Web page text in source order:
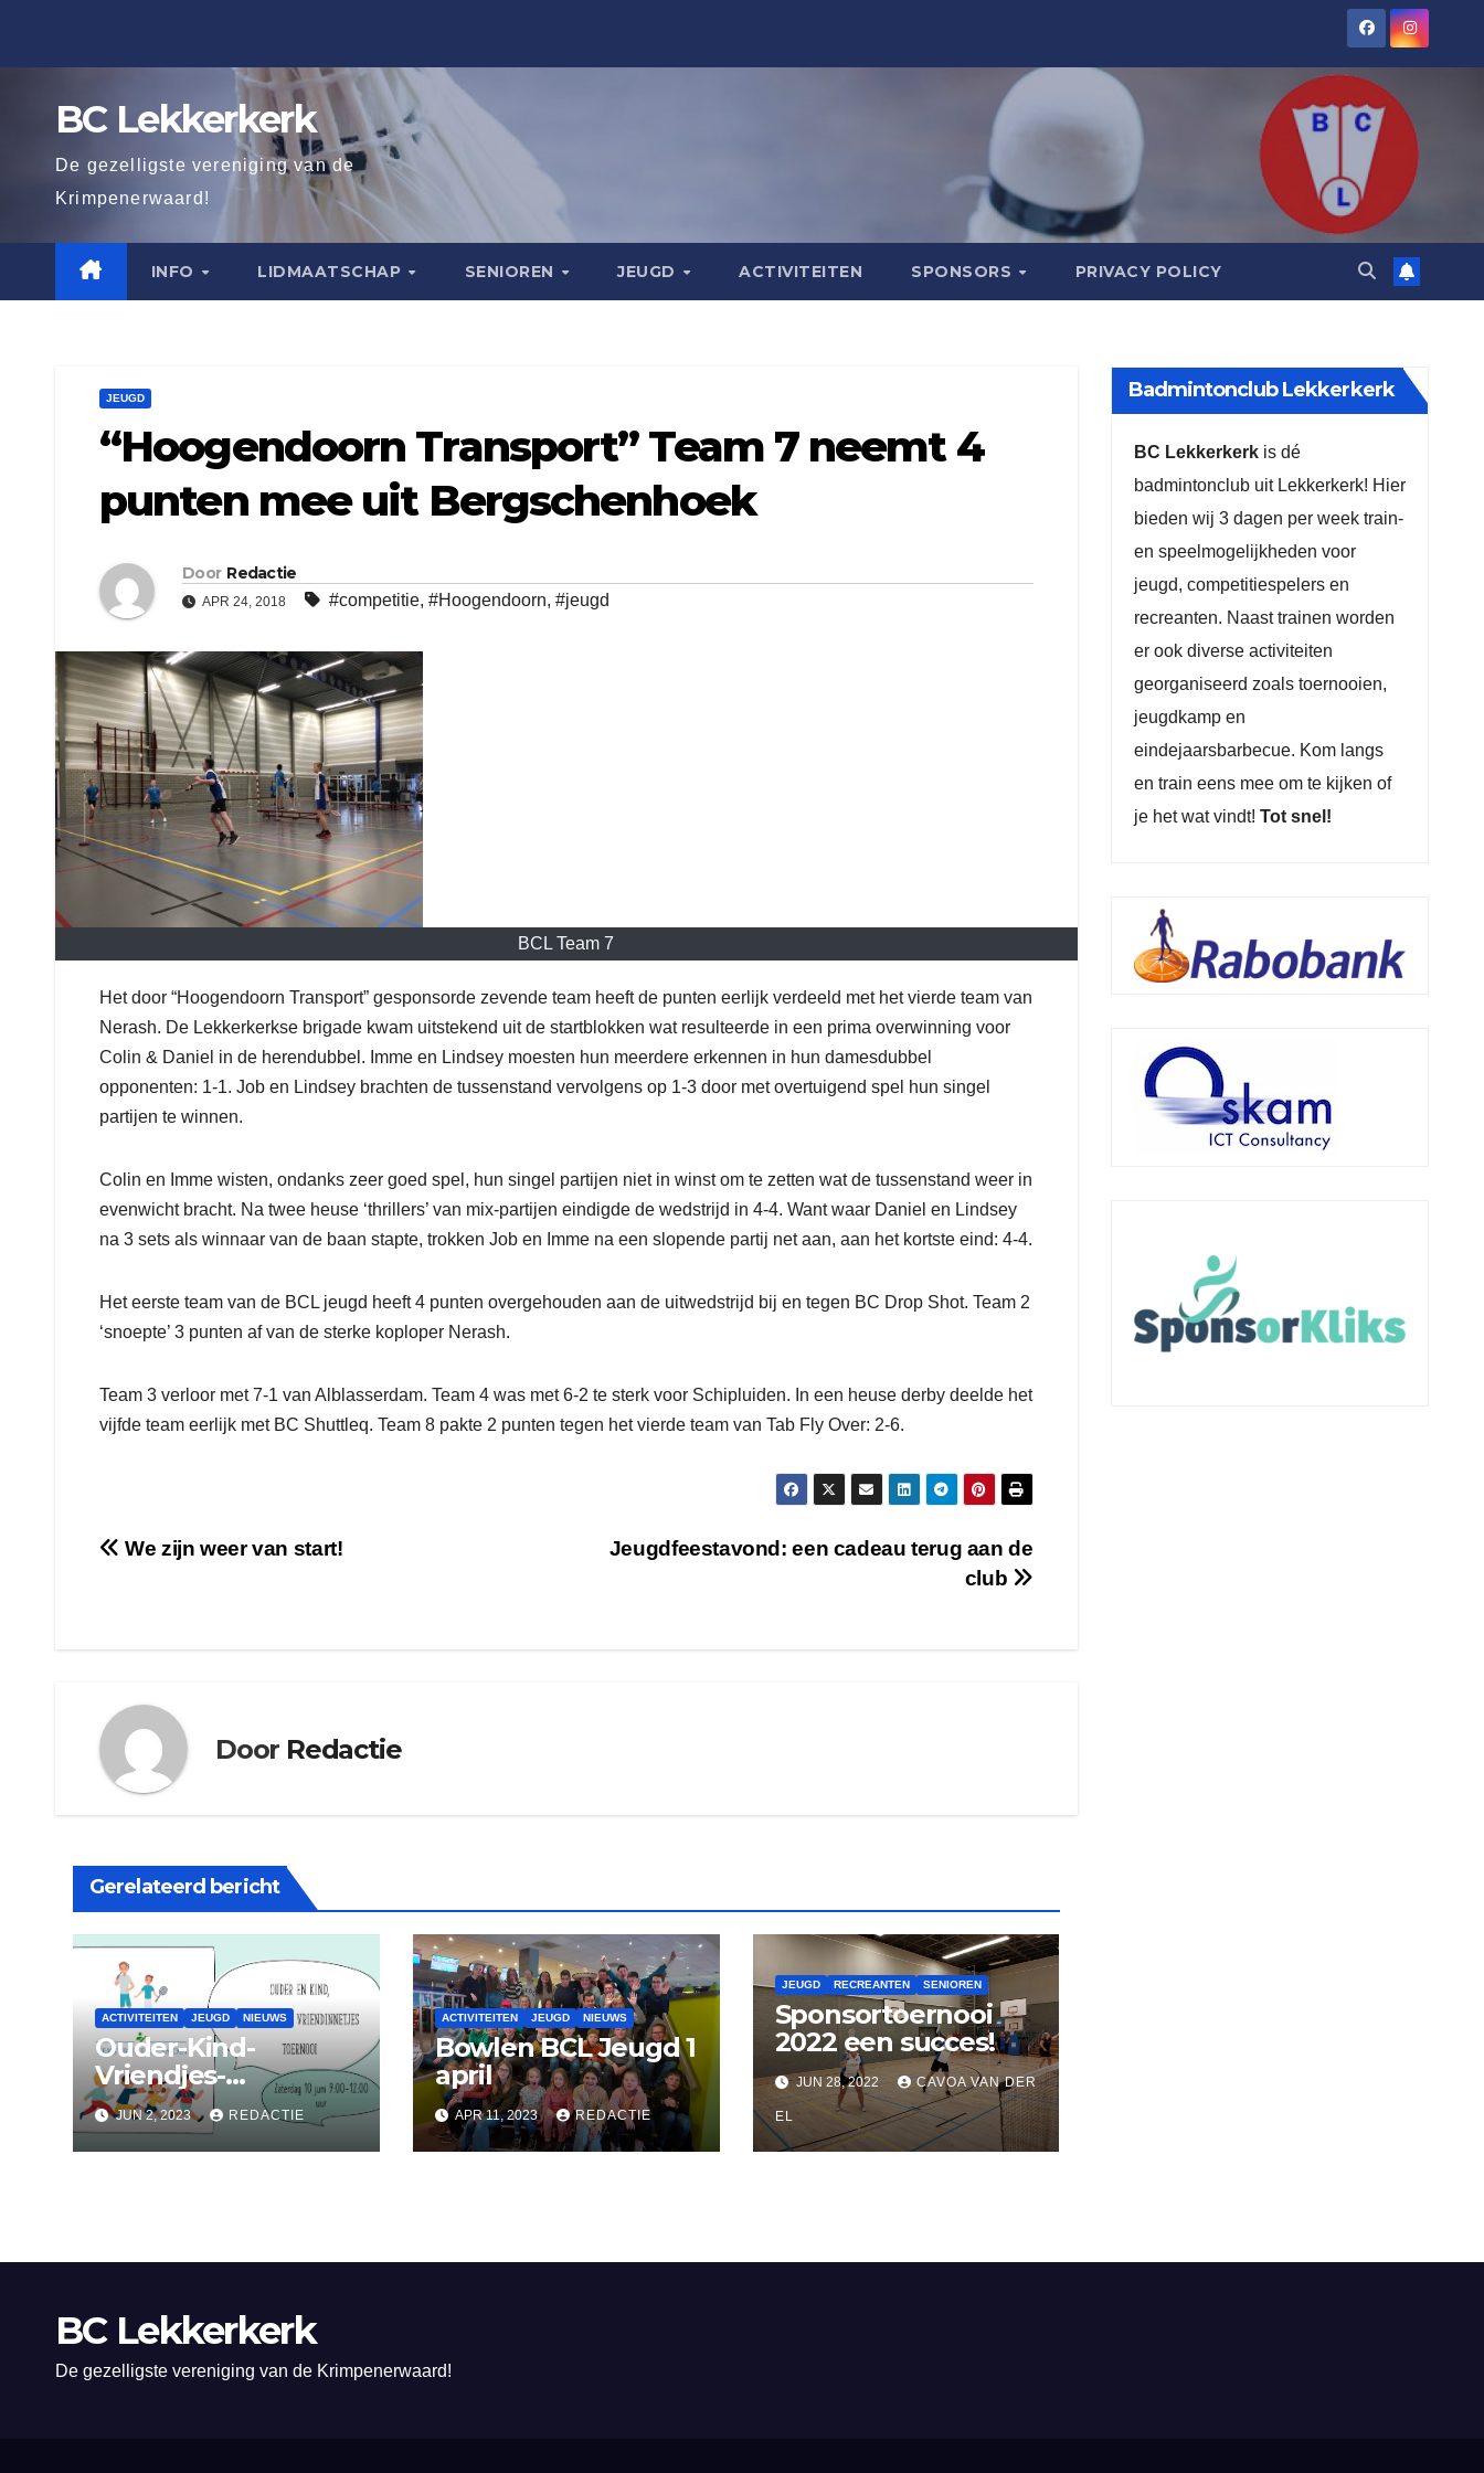
BC Lekkerkerk
De gezelligste vereniging van de
Krimpenerwaard!
INFO LIDMAATSCHAP SENIOREN JEUGD ACTIVITEITEN SPONSORS PRIVACY POLICY
JEUGD
“Hoogendoorn Transport” Team 7 neemt 4
punten mee uit Bergschenhoek
Door Redactie
APR 24, 2018 #competitie, #Hoogendoorn, #jeugd
BCL Team 7
Het door “Hoogendoorn Transport” gesponsorde zevende team heeft de punten eerlijk verdeeld met het vierde team van
Nerash. De Lekkerkerkse brigade kwam uitstekend uit de startblokken wat resulteerde in een prima overwinning voor
Colin & Daniel in de herendubbel. Imme en Lindsey moesten hun meerdere erkennen in hun damesdubbel
opponenten: 1-1. Job en Lindsey brachten de tussenstand vervolgens op 1-3 door met overtuigend spel hun singel
partijen te winnen.
Colin en Imme wisten, ondanks zeer goed spel, hun singel partijen niet in winst om te zetten wat de tussenstand weer in
evenwicht bracht. Na twee heuse ‘thrillers’ van mix-partijen eindigde de wedstrijd in 4-4. Want waar Daniel en Lindsey
na 3 sets als winnaar van de baan stapte, trokken Job en Imme na een slopende partij net aan, aan het kortste eind: 4-4.
Het eerste team van de BCL jeugd heeft 4 punten overgehouden aan de uitwedstrijd bij en tegen BC Drop Shot. Team 2
‘snoepte’ 3 punten af van de sterke koploper Nerash.
Team 3 verloor met 7-1 van Alblasserdam. Team 4 was met 6-2 te sterk voor Schipluiden. In een heuse derby deelde het
vijfde team eerlijk met BC Shuttleq. Team 8 pakte 2 punten tegen het vierde team van Tab Fly Over: 2-6.
Bericht
Jeugdfeestavond: een cadeau terug aan de
club
We zijn weer van start!
Door Redactie
Gerelateerd bericht
ACTIVITEITEN JEUGD NIEUWS
Ouder-Kind-
Vriendjes-
Vriendinnetjes-
toernooi
JUN 2, 2023 REDACTIE
ACTIVITEITEN JEUGD NIEUWS
Bowlen BCL Jeugd 1
april
APR 11, 2023 REDACTIE
JEUGD RECREANTEN SENIOREN
Sponsortoernooi
2022 een succes!
JUN 28, 2022 CAVOA VAN DER
EL
Badmintonclub Lekkerkerk
BC Lekkerkerkis dé
badmintonclub uit Lekkerkerk! Hier
bieden wij 3 dagen per week train-
en speelmogelijkheden voor
jeugd, competitiespelers en
recreanten. Naast trainen worden
er ook diverse activiteiten
georganiseerd zoals toernooien,
jeugdkamp en
eindejaarsbarbecue. Kom langs
en train eens mee om te kijken of
je het wat vindt! Tot snel!
BC Lekkerkerk
De gezelligste vereniging van de Krimpenerwaard!